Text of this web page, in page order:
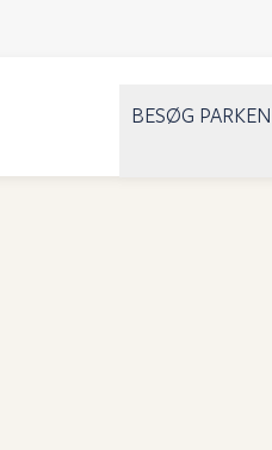
BESØG PARKEN